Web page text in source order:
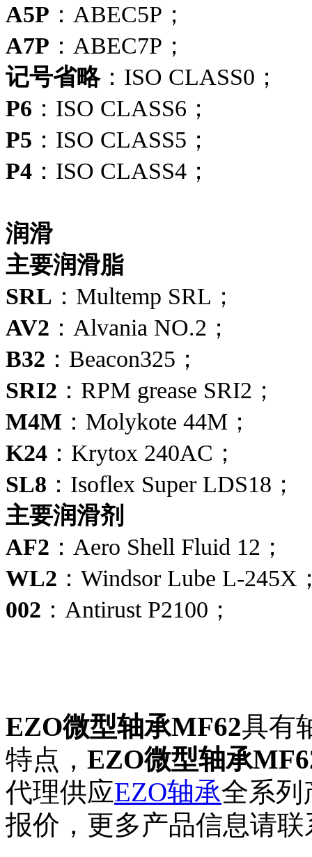
A5P ：ABEC5P；
A7P ：ABEC7P；
记号省略：ISO CLASS0；
P6 ：ISO CLASS6；
P5 ：ISO CLASS5；
P4 ：ISO CLASS4；
润滑
主要润滑脂
SRL ：Multemp SRL；
AV2 ：Alvania NO.2；
B32 ：Beacon325；
SRI2 ：RPM grease SRI2；
M4M ：Molykote 44M；
K24 ：Krytox 240AC；
SL8 ：Isoflex Super LDS18；
主要润滑剂
AF2 ：Aero Shell Fluid 12；
WL2 ：Windsor Lube L-245X
002 ：Antirust P2100；
EZO微型轴承MF62具有
特点， EZO微型轴承
代理供应EZO轴承全系列
报价，更多产品信息请